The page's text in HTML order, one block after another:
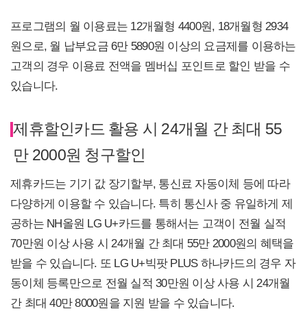
프로그램의 월 이용료는 12개월형 4400원, 18개월형 2934
원으로, 월 납부요금 6만 5890원 이상의 요금제를 이용하는
고객의 경우 이용료 전액을 멤버십 포인트로 할인 받을 수
있습니다.
제휴할인카드 활용 시 24개월 간 최대 55
만 2000원 청구할인
제휴카드는 기기 값 장기할부, 통신료 자동이체 등에 따라
다양하게 이용할 수 있습니다. 특히 통신사 중 유일하게 제
공하는 NH올원 LG U+카드를 통해서는 고객이 전월 실적
70만원 이상 사용 시 24개월 간 최대 55만 2000원의 혜택을
받을 수 있습니다. 또 LG U+빅팟 PLUS 하나카드의 경우 자
동이체 등록만으로 전월 실적 30만원 이상 사용 시 24개월
간 최대 40만 8000원을 지원 받을 수 있습니다.